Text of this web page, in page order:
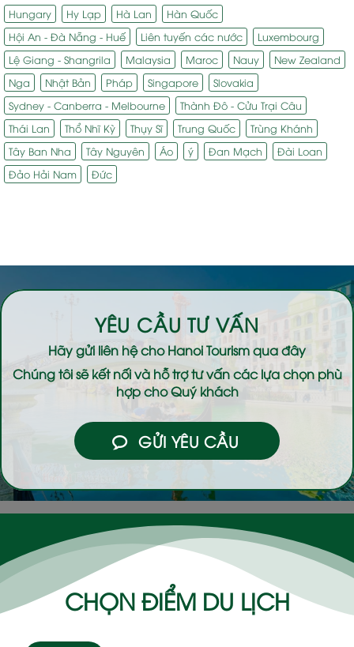
Hungary Hy Lạp Hà Lan
Hàn Quốc
Hội An - Đà Nẵng - Huế
Liên tuyến các nước
Luxembourg
Lệ Giang - Shangrila
Malaysia Maroc Nauy
New Zealand
Nga
Nhật Bản Pháp Singapore
Slovakia
Sydney - Canberra - Melbourne
Thành Đô - Cửu Trại Câu
Thái Lan
Thổ Nhĩ Kỳ Thụy Sĩ Trung Quốc
Trùng Khánh
Tây Ban Nha
Tây Nguyên Áo ý Đan Mạch
Đài Loan
Đảo Hải Nam
Đức
YÊU CẦU TƯ VẤN
Hãy gửi liên hệ choHanoi Tourismqua đây
Chúng tôi sẽ kết nối và hỗ trợ tư vấn các lựa chọn phù
hợp cho Quý khách
GỬI YÊU CẦU
CHỌN ĐIỂM DU LỊCH